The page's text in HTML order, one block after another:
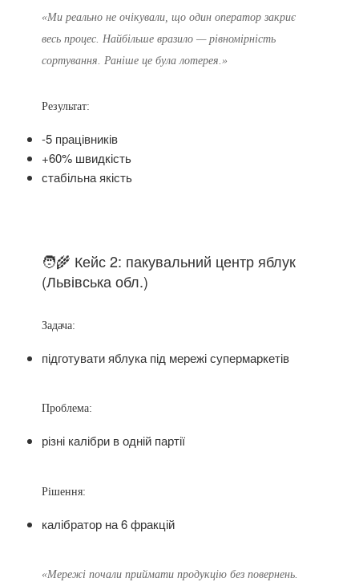
«Ми реально не очікували, що один оператор закриє
весь процес. Найбільше вразило — рівномірність
сортування. Раніше це була лотерея.»
Результат:
-5 працівників
+60% швидкість
стабільна якість
🧑‍🌾 Кейс 2: пакувальний центр яблук
(Львівська обл.)
Задача:
підготувати яблука під мережі супермаркетів
Проблема:
різні калібри в одній партії
Рішення:
калібратор на 6 фракцій
«Мережі почали приймати продукцію без повернень.